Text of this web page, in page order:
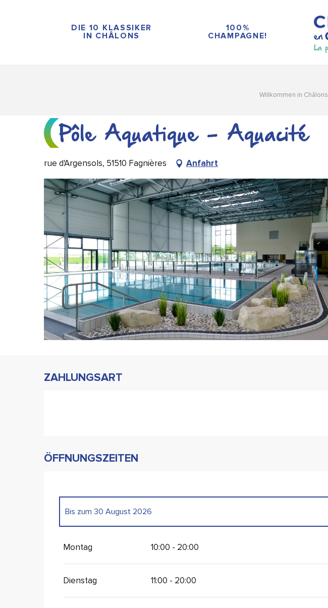
DIE 10 KLASSIKER
IN CHÂLONS
100%
CHAMPAGNE!
Willkommen in Châlons
Pôle Aquatique - Aquacité
rue d'Argensols, 51510 Fagnières Anfahrt
ZAHLUNGSART
ÖFFNUNGSZEITEN
Bis zum 30 August 2026
Montag 10:00 - 20:00
Dienstag 11:00 - 20:00